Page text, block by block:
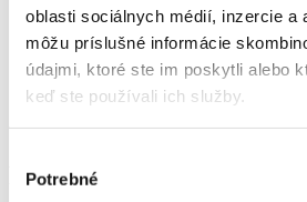
oblasti sociálnych médií, inzercie a
môžu príslušné informácie
údajmi, ktoré ste im poskytli alebo
keď ste používali ich služby.
súhlasu
Potrebné
Slúži na očkovanie semien sóje
fixuje a premieňa vzdušný dusík do
rastliny
zlepšuje kvalitu semien
zintenzívňuje rast, vývoj a výnos
zlepšuje agrochemické a fyzikálne
Formy použitia